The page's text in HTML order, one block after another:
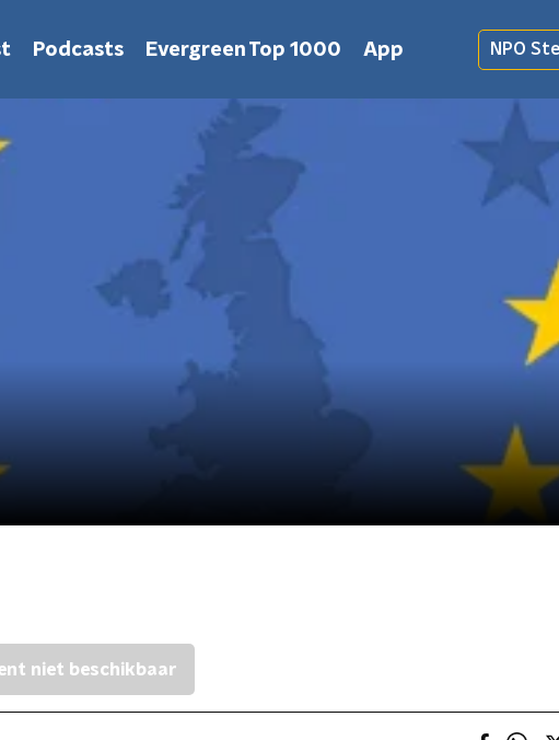
Podcasts Evergreen Top 1000 App NPO
niet beschikbaar